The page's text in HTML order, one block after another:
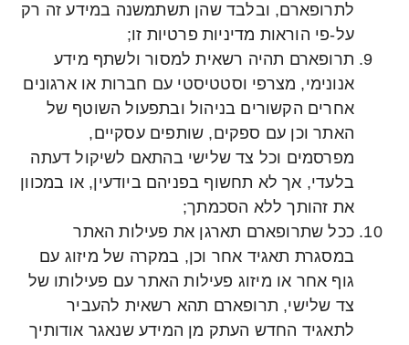
לתרופארם, ובלבד שהן תשתמשנה במידע זה רק
על-פי הוראות מדיניות פרטיות זו;
תרופארם תהיה רשאית למסור ולשתף מידע
אנונימי, מצרפי וסטטיסטי עם חברות או ארגונים
אחרים הקשורים בניהול ובתפעול השוטף של
האתר וכן עם ספקים, שותפים עסקיים,
מפרסמים וכל צד שלישי בהתאם לשיקול דעתה
בלעדי, אך לא תחשוף בפניהם ביודעין, או במכוון
את זהותך ללא הסכמתך;
ככל שתרופארם תארגן את פעילות האתר
במסגרת תאגיד אחר וכן, במקרה של מיזוג עם
גוף אחר או מיזוג פעילות האתר עם פעילותו של
צד שלישי, תרופארם תהא רשאית להעביר
לתאגיד החדש העתק מן המידע שנאגר אודותיך